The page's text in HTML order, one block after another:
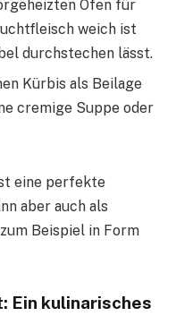
Ofen für
weich ist
durchstechen lässt.
Kürbis als Beilage
cremige Suppe oder
eine perfekte
aber auch als
Beispiel in Form
Ein kulinarisches